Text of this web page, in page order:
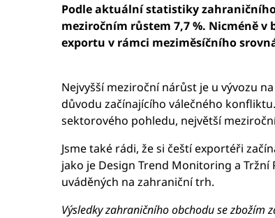
Podle aktuální statistiky
meziročním růstem 7,7 %. Nicméně
exportu v rámci meziměsíčního
Nejvyšší meziroční nárůst je u vývozu
důvodu začínajícího válečného
sektorového pohledu, největší
Jsme také rádi, že si čeští exportéři
jako je Design Trend Monitoring a
uváděných na zahraniční trh.
Výsledky zahraničního obchodu se zbožím